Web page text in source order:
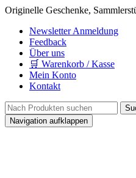
Originelle Geschenke,
Newsletter Anmeldung
Feedback
Über uns
🛒 Warenkorb / Kasse
Mein Konto
Kontakt
Navigation aufklappen